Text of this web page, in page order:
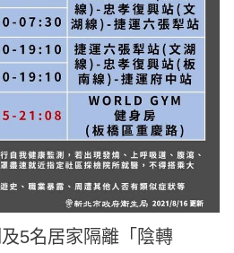
5名居家隔離「陰轉